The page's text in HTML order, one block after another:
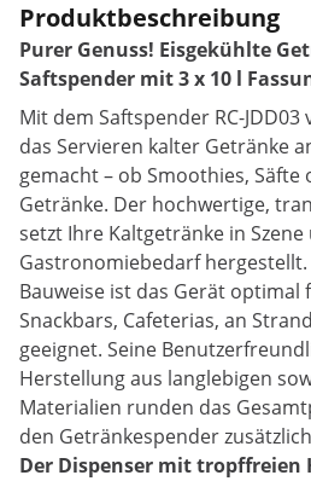
Produktbeschreibung
Purer Genuss! Eisgekühlte
Saftspender mit 3 x 10 l
Mit dem Saftspender RC-
das Servieren kalter Getränke
gemacht – ob Smoothies,
Getränke. Der hochwertige,
setzt Ihre Kaltgetränke in
Gastronomiebedarf
Bauweise ist das Gerät optimal
Snackbars, Cafeterias, an
geeignet. Seine
Herstellung aus langlebigen
Materialien runden das
den Getränkespender
Der Dispenser mit tropffreien